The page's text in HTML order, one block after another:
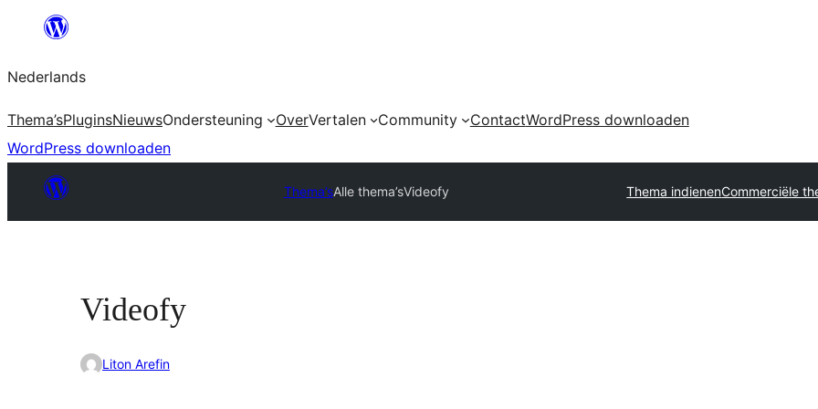
de
inhoud
Nederlands
Thema’sPluginsNieuwsOndersteuning OverVertalen Community ContactWordPress downloaden
WordPress downloaden
Thema’sAlle thema’sVideofy Thema indienenCommerciële
Videofy
Liton Arefin